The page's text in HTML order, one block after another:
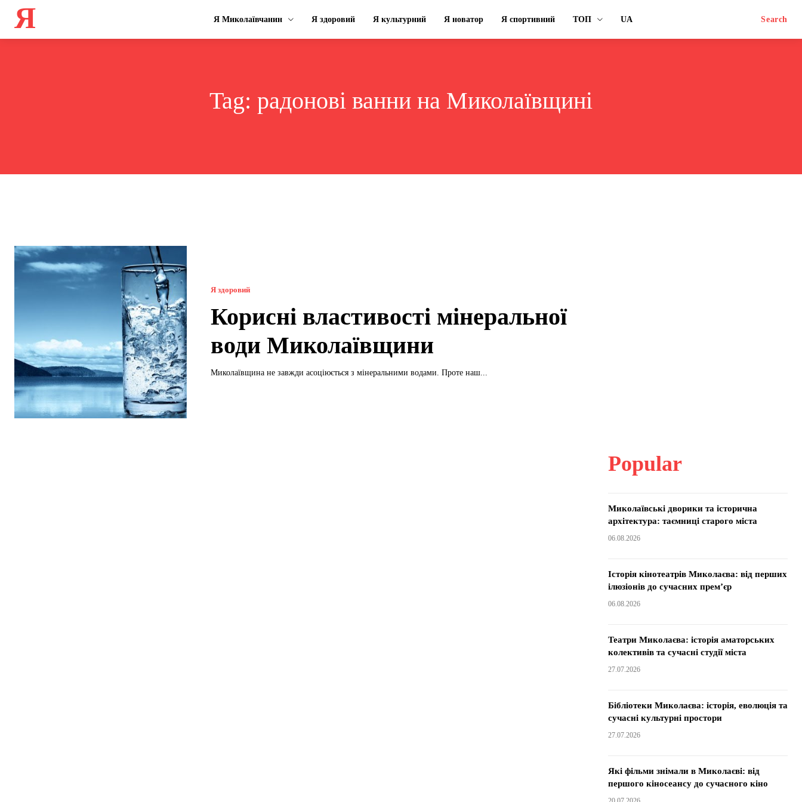
Я Я Миколаївчанин Я здоровий Я культурний Я новатор Я спортивний ТОП UA Search
Tag: радонові ванни на Миколаївщині
Я здоровий
Корисні властивості мінеральної
води Миколаївщини
Миколаївщина не завжди асоціюється з мінеральними водами. Проте наш...
Popular
Миколаївські дворики та історична
архітектура: таємниці старого міста
06.08.2026
Історія кінотеатрів Миколаєва: від перших
ілюзіонів до сучасних прем’єр
06.08.2026
Театри Миколаєва: історія аматорських
колективів та сучасні студії міста
27.07.2026
Бібліотеки Миколаєва: історія, еволюція та
сучасні культурні простори
27.07.2026
Які фільми знімали в Миколаєві: від
першого кіносеансу до сучасного кіно